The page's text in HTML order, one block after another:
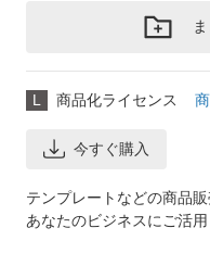
L 商品化ライセンス
今すぐ購入
テンプレートなどの商品
あなたのビジネスにご活用